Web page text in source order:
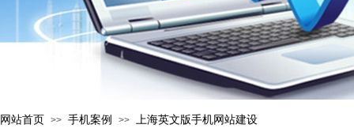
网站首页 >> 手机案例 >> 上海英文版手机网站建设